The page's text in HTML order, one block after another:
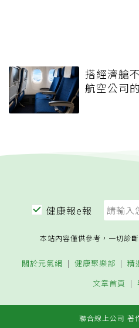
搭經濟艙
航空公司
健康報e報
本站內容僅供參考，一切診
關於元氣網 健康聚樂部 精
文章首頁
聯合線上公司 著